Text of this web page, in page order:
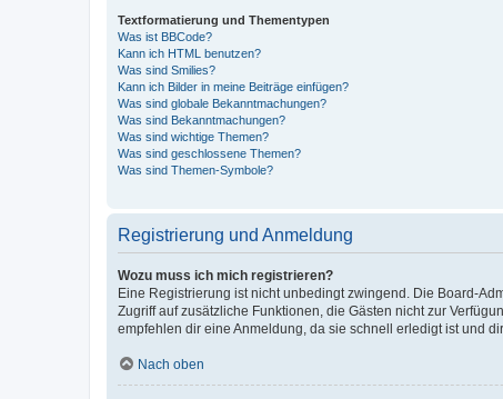
Textformatierung und Thementypen
Was ist BBCode?
Kann ich HTML benutzen?
Was sind Smilies?
Kann ich Bilder in meine Beiträge einfügen?
Was sind globale Bekanntmachungen?
Was sind Bekanntmachungen?
Was sind wichtige Themen?
Was sind geschlossene Themen?
Was sind Themen-Symbole?
Registrierung und Anmeldung
Wozu muss ich mich registrieren?
Eine Registrierung ist nicht unbedingt zwingend. Die Board-
Zugriff auf zusätzliche Funktionen, die Gästen nicht zur
empfehlen dir eine Anmeldung, da sie schnell erledigt ist und
Nach oben